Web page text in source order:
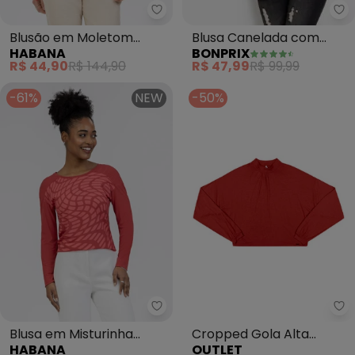
Habana - Blusão em Moletom
Blusão em Moletom
(Vermelho)
HABANA
R$ 44,90R$ 144,90
Blusa Canelada com
Botões Laterais (Amora)
BONPRIX
R$ 47,99R$ 99,99
-61%
NEW
Habana - Blusa em Misturinha
Blusa em Misturinha
HABANA
-50%
Cropped Gola Alta
OUTLET